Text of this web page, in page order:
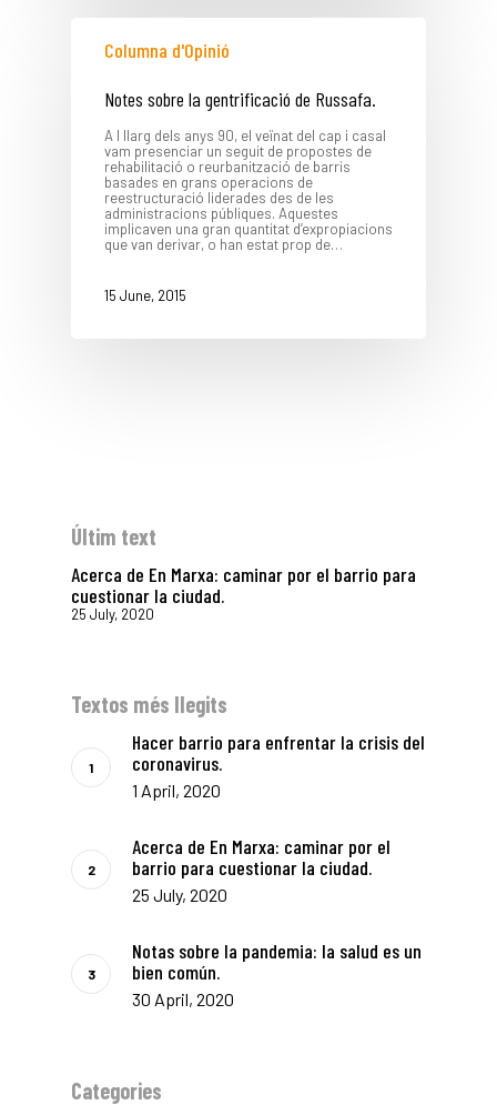
Columna d'Opinió
Notes sobre la gentrificació de Russafa.
A l llarg dels anys 90, el veïnat del cap i casal
vam presenciar un seguit de propostes de
rehabilitació o reurbanització de barris
basades en grans operacions de
reestructuració liderades des de les
administracions públiques. Aquestes
implicaven una gran quantitat d’expropiacions
que van derivar, o han estat prop de…
15 June, 2015
Últim text
Acerca de En Marxa: caminar por el barrio para
cuestionar la ciudad.
25 July, 2020
Textos més llegits
Hacer barrio para enfrentar la crisis del
coronavirus.
1 April, 2020
Acerca de En Marxa: caminar por el
barrio para cuestionar la ciudad.
25 July, 2020
Notas sobre la pandemia: la salud es un
bien común.
30 April, 2020
Categories
LA DULA
EQUIP
C/Poeta Alberola, 23-21
46018 València.
info@ladulaparticipacio.com
CAS